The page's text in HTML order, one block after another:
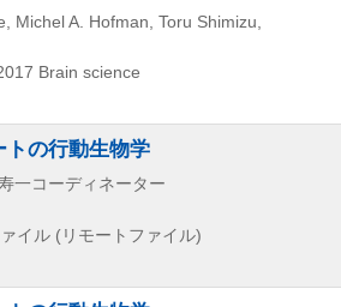
Michel A. Hofman, Toru Shimizu,
Brain science
の行動生物学
一コーディネーター
イル (リモートファイル)